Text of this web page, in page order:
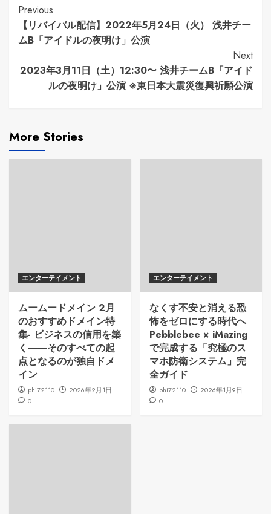
Continue
Reading
Previous
【リバイバル配信】2022年5月24日（火） 浅井チー
ムB「アイドルの夜明け」公演
Next
2023年3月11日（土）12:30〜 浅井チームB「アイド
ルの夜明け」公演 ※東日本大震災復興祈願公演
More Stories
エンターテイメント
ムームードメイン 2月
のおすすめドメイン特
集- ビジネスの信用を築
く――そのすべての起
点となるのが独自ドメ
イン
phi72110
2026年2月1日
0
エンターテイメント
なくす不安と消える恐
怖をゼロにする時代へ
Pebblebee × iMazing
で完成する「究極のス
マホ防衛システム」完
全ガイド
phi72110
2026年1月9日
0